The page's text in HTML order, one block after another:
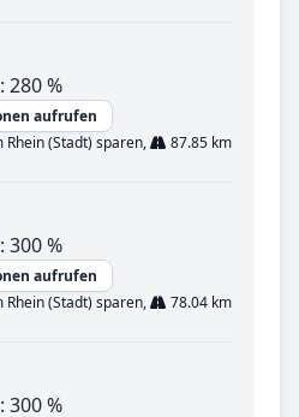
280 %
aufrufen
(Stadt) sparen,
87.85 km
300 %
aufrufen
Rhein (Stadt) sparen,
78.04 km
300 %